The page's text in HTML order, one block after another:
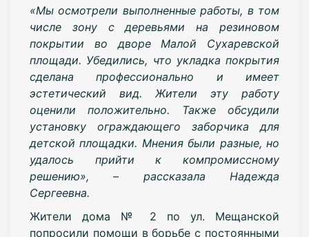
«Мы осмотрели выполненные работы, в том
числе зону с деревьями на резиновом
покрытии во дворе Малой Сухаревской
площади. Убедились, что укладка покрытия
сделана профессионально и имеет
эстетический вид. Жители эту работу
оценили положительно. Также обсудили
установку ограждающего заборчика для
детской площадки. Мнения были разные, но
удалось прийти к компромиссному
решению», – рассказала Надежда
Сергеевна.
Жители дома № 2 по ул. Мещанской
попросили помощи в борьбе с постоянными